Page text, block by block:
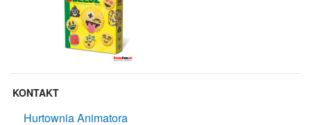
KONTAKT
Hurtownia Animatora